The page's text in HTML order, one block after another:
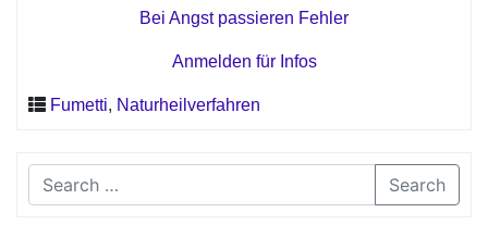
Bei Angst passieren Fehler
Anmelden für Infos
Fumetti, Naturheilverfahren
Search